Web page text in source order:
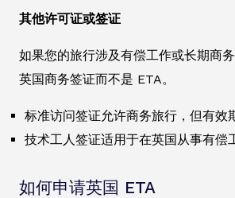
其他许可证或签证
如果您的旅行涉及有偿工作或长期商
英国商务签证而不是 ETA。
标准访问签证允许商务旅行，但有效
技术工人签证适用于在英国从事有偿
如何申请英国 ETA